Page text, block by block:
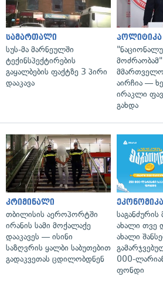
სამართალი
სუს-მა მარნეულში
ტექინსპექტირების
გაყალბების ფაქტზე 3 პირი
დააკავა
პოლიტიკა
აირჩია —
ირაკლი
გახდა
კრიმინალი
თბილისის აეროპორტში
ირანის სამი მოქალაქე
დააკავეს — ისინი
საზღვრის ყალბი საბუთებით
გადაკვეთას ცდილობდნენ
ეკონომიკა
ახალი თვე
ახალი
000-
ფონდი